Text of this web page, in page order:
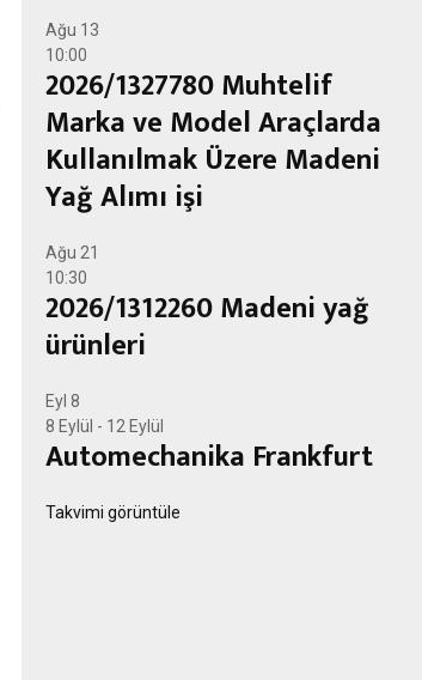
Ağu 13
10:00
2026/1327780 Muhtelif
Marka ve Model Araçlarda
Kullanılmak Üzere Madeni
Yağ Alımı işi
Ağu 21
10:30
2026/1312260 Madeni yağ
ürünleri
Eyl 8
8 Eylül - 12 Eylül
Automechanika Frankfurt
Takvimi görüntüle